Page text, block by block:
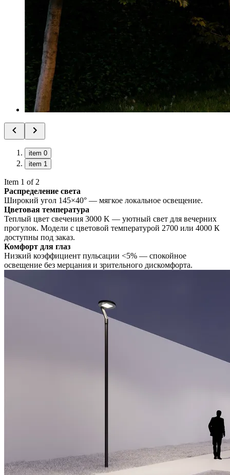
item 0
item 1
Item 1 of 2
Распределение света
Широкий угол 145×40° — мягкое локальное освещение.
Цветовая температура
Теплый цвет свечения 3000 K — уютный свет для вечерних
прогулок. Модели с цветовой температурой 2700 или 4000 К
доступны под заказ.
Комфорт для глаз
Низкий коэффициент пульсации <5% — спокойное
освещение без мерцания и зрительного дискомфорта.